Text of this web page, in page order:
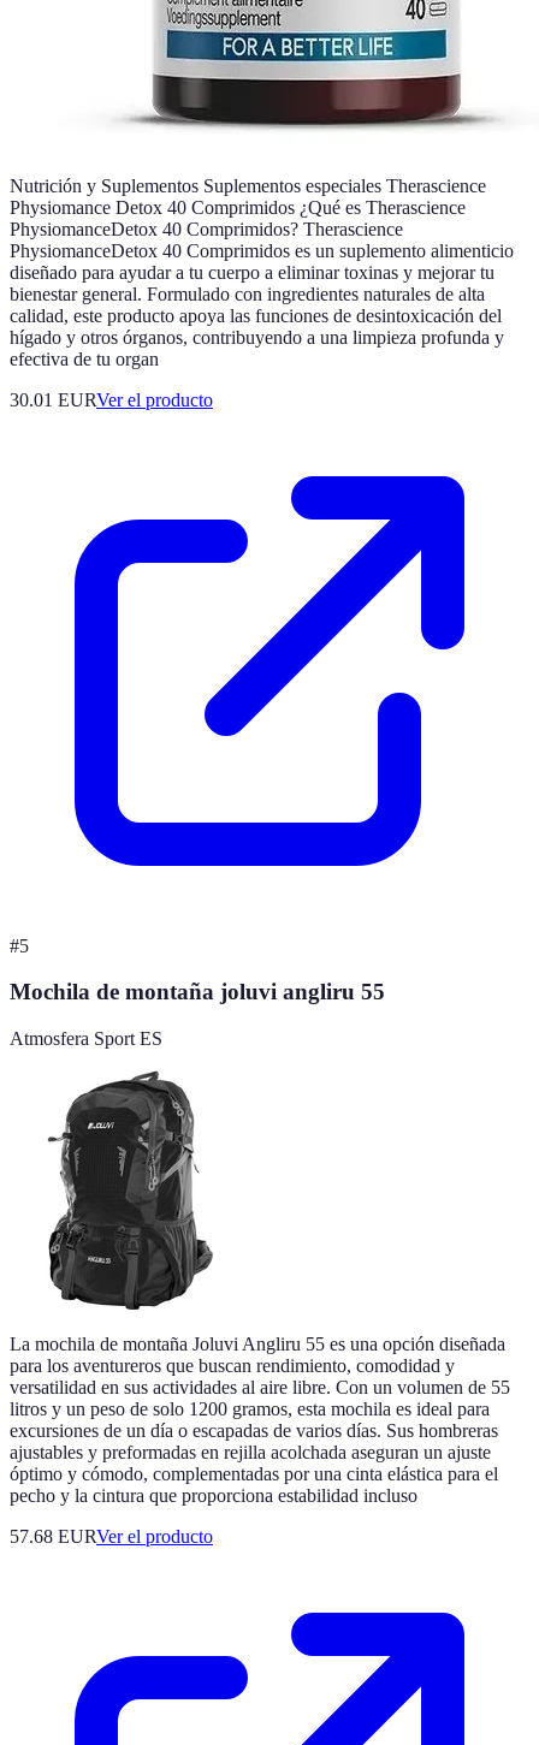
Nutrición y Suplementos Suplementos especiales Therascience
Physiomance Detox 40 Comprimidos ¿Qué es Therascience
PhysiomanceDetox 40 Comprimidos? Therascience
PhysiomanceDetox 40 Comprimidos es un suplemento alimenticio
diseñado para ayudar a tu cuerpo a eliminar toxinas y mejorar tu
bienestar general. Formulado con ingredientes naturales de alta
calidad, este producto apoya las funciones de desintoxicación del
hígado y otros órganos, contribuyendo a una limpieza profunda y
efectiva de tu organ
30.01 EURVer el producto
#5
Mochila de montaña joluvi angliru 55
Atmosfera Sport ES
La mochila de montaña Joluvi Angliru 55 es una opción diseñada
para los aventureros que buscan rendimiento, comodidad y
versatilidad en sus actividades al aire libre. Con un volumen de 55
litros y un peso de solo 1200 gramos, esta mochila es ideal para
excursiones de un día o escapadas de varios días. Sus hombreras
ajustables y preformadas en rejilla acolchada aseguran un ajuste
óptimo y cómodo, complementadas por una cinta elástica para el
pecho y la cintura que proporciona estabilidad incluso
57.68 EURVer el producto